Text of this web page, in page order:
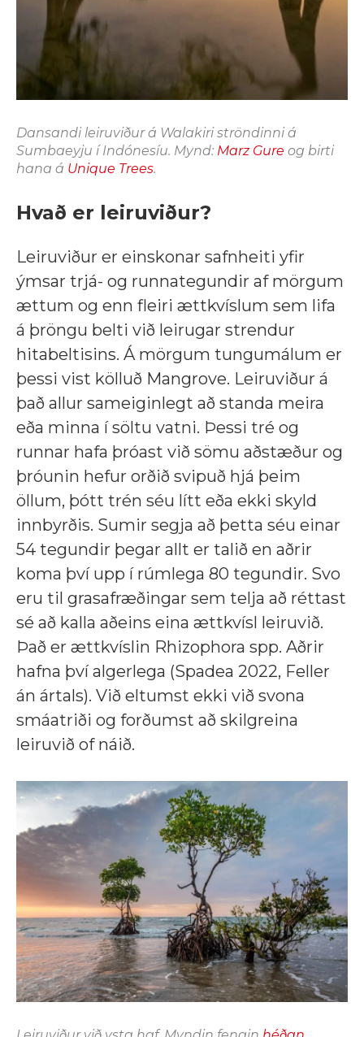
Dansandi leiruviður á Walakiri ströndinni á
Sumbaeyju í Indónesíu. Mynd: Marz Gure og birti
hana á Unique Trees.
Hvað er leiruviður?
Leiruviður er einskonar safnheiti yfir
ýmsar trjá- og runnategundir af mörgum
ættum og enn fleiri ættkvíslum sem lifa
á þröngu belti við leirugar strendur
hitabeltisins. Á mörgum tungumálum er
þessi vist kölluð Mangrove. Leiruviður á
það allur sameiginlegt að standa meira
eða minna í söltu vatni. Þessi tré og
runnar hafa þróast við sömu aðstæður og
þróunin hefur orðið svipuð hjá þeim
öllum, þótt trén séu lítt eða ekki skyld
innbyrðis. Sumir segja að þetta séu einar
54 tegundir þegar allt er talið en aðrir
koma því upp í rúmlega 80 tegundir. Svo
eru til grasafræðingar sem telja að réttast
sé að kalla aðeins eina ættkvísl leiruvið.
Það er ættkvíslin Rhizophora spp. Aðrir
hafna því algerlega (Spadea 2022, Feller
án ártals). Við eltumst ekki við svona
smáatriði og forðumst að skilgreina
leiruvið of náið.